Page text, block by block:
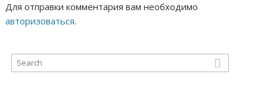
Для отправки комментария вам необходимо
авторизоваться.